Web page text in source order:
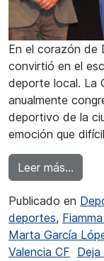
En el corazón de
convirtió en el
deporte local. La
anualmente
deportivo de la
emoción que
Leer más…
Publicado en
deportes,
Marta García
Valencia CF